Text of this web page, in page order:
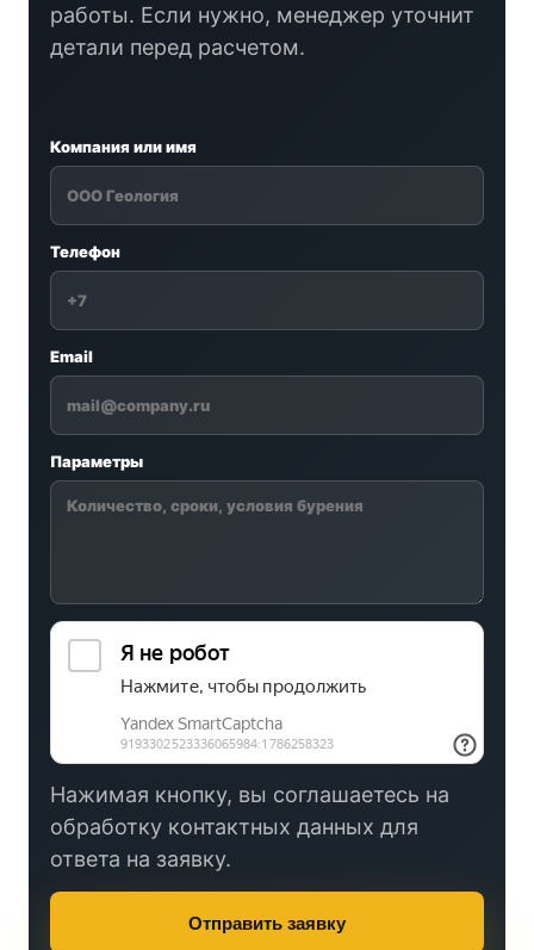
работы. Если нужно, менеджер уточнит
детали перед расчетом.
Компания или имя
Телефон
Email
Параметры
Нажимая кнопку, вы соглашаетесь на
обработку контактных данных для
ответа на заявку.
Отправить заявку